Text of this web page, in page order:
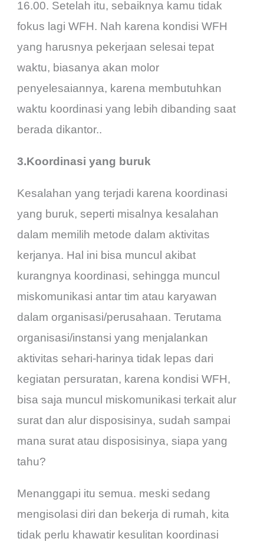
16.00. Setelah itu, sebaiknya kamu tidak
fokus lagi WFH. Nah karena kondisi WFH
yang harusnya pekerjaan selesai tepat
waktu, biasanya akan molor
penyelesaiannya, karena membutuhkan
waktu koordinasi yang lebih dibanding saat
berada dikantor..
3.Koordinasi yang buruk
Kesalahan yang terjadi karena koordinasi
yang buruk, seperti misalnya kesalahan
dalam memilih metode dalam aktivitas
kerjanya. Hal ini bisa muncul akibat
kurangnya koordinasi, sehingga muncul
miskomunikasi antar tim atau karyawan
dalam organisasi/perusahaan. Terutama
organisasi/instansi yang menjalankan
aktivitas sehari-harinya tidak lepas dari
kegiatan persuratan, karena kondisi WFH,
bisa saja muncul miskomunikasi terkait alur
surat dan alur disposisinya, sudah sampai
mana surat atau disposisinya, siapa yang
tahu?
Menanggapi itu semua. meski sedang
mengisolasi diri dan bekerja di rumah, kita
tidak perlu khawatir kesulitan koordinasi